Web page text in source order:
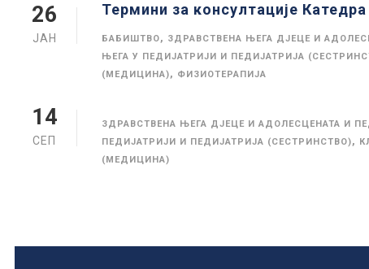
26
ЈАН
Термини за консултације Катедра
БАБИШТВО, ЗДРАВСТВЕНА ЊЕГА ДЈЕЦЕ И
ЊЕГА У ПЕДИЈАТРИЈИ И ПЕДИЈАТРИЈА
(МЕДИЦИНА), ФИЗИОТЕРАПИЈА
14
СЕП
ЗДРАВСТВЕНА ЊЕГА ДЈЕЦЕ И АДОЛЕСЦЕНАТА И
ПЕДИЈАТРИЈИ И ПЕДИЈАТРИЈА (СЕСТРИНСТВО),
(МЕДИЦИНА)